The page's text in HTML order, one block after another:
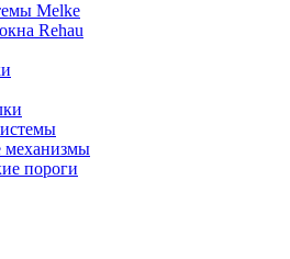
Melke
Rehau
пороги